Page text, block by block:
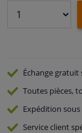
Échange gratuit
Toutes pièces,
Expédition
Serviceclient